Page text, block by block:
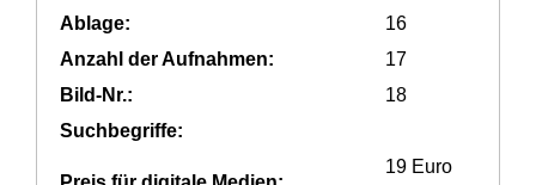
Ablage:
16
Anzahl der Aufnahmen:
17
Bild-Nr.:
18
Suchbegriffe:
19 Euro